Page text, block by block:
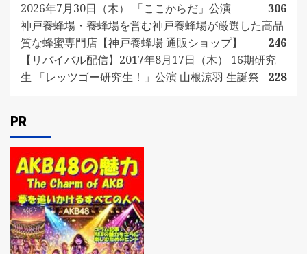
2026年7月30日（木） 「ここからだ」公演
306
神戸養蜂場・養蜂場を営む神戸養蜂場が厳選した高品
質な蜂蜜専門店【神戸養蜂場 通販ショップ】
246
【リバイバル配信】2017年8月17日（木） 16期研究
生 「レッツゴー研究生！」公演 山根涼羽 生誕祭
228
PR